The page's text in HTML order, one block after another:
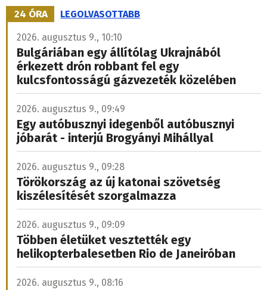
24 ÓRA LEGOLVASOTTABB
2026. augusztus 9., 10:10
Bulgáriában egy állítólag Ukrajnából
érkezett drón robbant fel egy
kulcsfontosságú gázvezeték közelében
2026. augusztus 9., 09:49
Egy autóbusznyi idegenből autóbusznyi
jóbarát - interjú Brogyányi Mihállyal
2026. augusztus 9., 09:28
Törökország az új katonai szövetség
kiszélesítését szorgalmazza
2026. augusztus 9., 09:09
Többen életüket vesztették egy
helikopterbalesetben Rio de Janeiróban
2026. augusztus 9., 08:16